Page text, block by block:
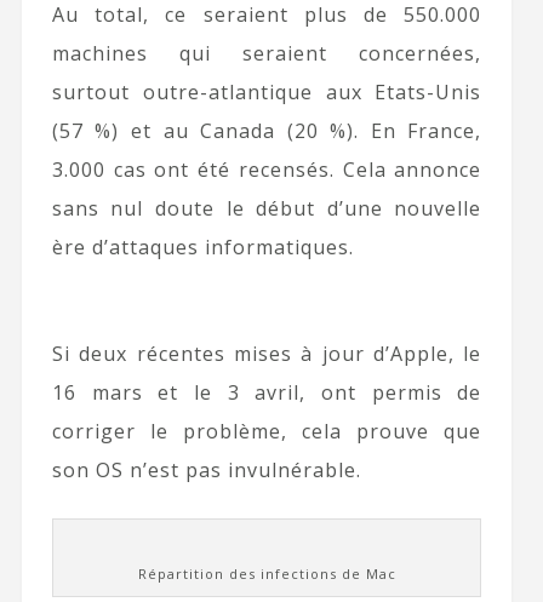
Au total, ce seraient plus de 550.000
machines qui seraient concernées,
surtout outre-atlantique aux Etats-Unis
(57 %) et au Canada (20 %). En France,
3.000 cas ont été recensés. Cela annonce
sans nul doute le début d’une nouvelle
ère d’attaques informatiques.
Si deux récentes mises à jour d’Apple, le
16 mars et le 3 avril, ont permis de
corriger le problème, cela prouve que
son OS n’est pas invulnérable.
Répartition des infections de Mac